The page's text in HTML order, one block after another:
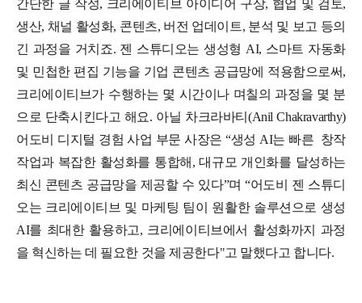
간단한 글 작성, 크리에이티브 아이디어 구상, 협업 및 검토,
생산, 채널 활성화, 콘텐츠, 버전 업데이트, 분석 및 보고 등의
긴 과정을 거치죠. 젠 스튜디오는 생성형 AI, 스마트 자동화
및 민첩한 편집 기능을 기업 콘텐츠 공급망에 적용함으로써,
크리에이티브가 수행하는 몇 시간이나 며칠의 과정을 몇 분
으로 단축시킨다고 해요. 아닐 차크라바티(Anil Chakravarthy)
어도비 디지털 경험 사업 부문 사장은 “생성 AI는 빠른 창작
작업과 복잡한 활성화를 통합해, 대규모 개인화를 달성하는
최신 콘텐츠 공급망을 제공할 수 있다”며 “어도비 젠 스튜디
오는 크리에이티브 및 마케팅 팀이 원활한 솔루션으로 생성
AI를 최대한 활용하고, 크리에이티브에서 활성화까지 과정
을 혁신하는 데 필요한 것을 제공한다"고 말했다고 합니다.